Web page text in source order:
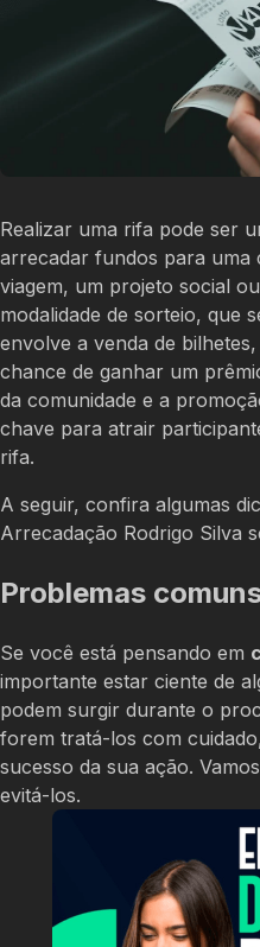
Realizar uma rifa pode ser
arrecadar fundos para uma
viagem, um projeto social
modalidade de sorteio, que
envolve a venda de
chance de ganhar um
da comunidade e a
chave para atrair
rifa.
A seguir, confira algumas
Arrecadação Rodrigo Silva
Problemas
Se você está pensando em
importante estar ciente de
podem surgir durante o
forem tratá-los com
sucesso da sua ação.
evitá-los.